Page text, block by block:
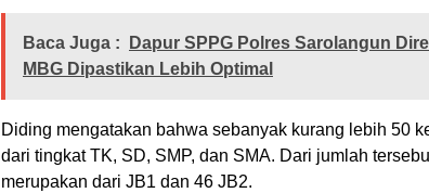
Baca Juga :
Dapur SPPG Polres Sarolangun
MBG Dipastikan Lebih Optimal
Diding mengatakan bahwa sebanyak kurang lebih 50
dari tingkat TK, SD, SMP, dan SMA. Dari jumlah
merupakan dari JB1 dan 46 JB2.